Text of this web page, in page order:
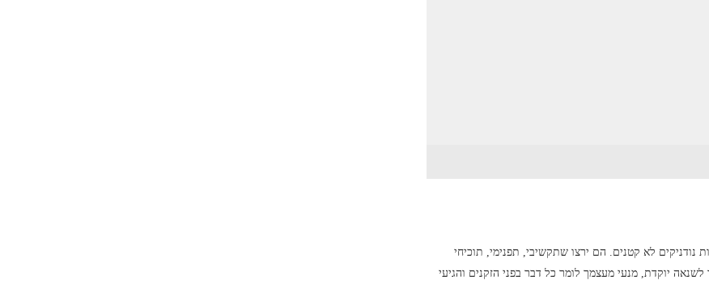
לא קטנים. הם ירצו שתקשיבי, תפנימי, תוכיחי
יוקדת, מנעי מעצמך לומר כל דבר בפני הזקנים והגיעי